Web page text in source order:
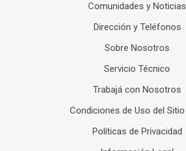
Comunidades y Noticias
Dirección y Teléfonos
Sobre Nosotros
Servicio Técnico
Trabajá con Nosotros
Condiciones de Uso del Sitio
Políticas de Privacidad